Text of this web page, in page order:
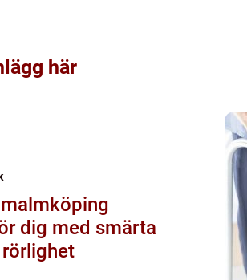
här
dig med smärta